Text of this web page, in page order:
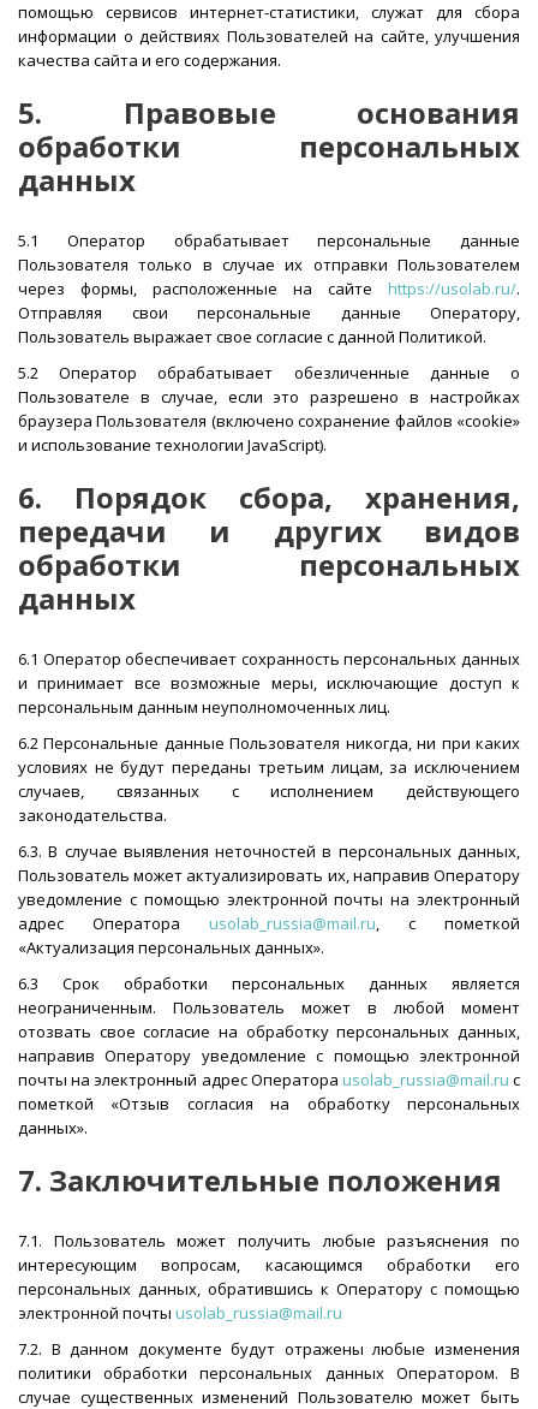
помощью сервисов интернет-статистики, служат для сбора
информации о действиях Пользователей на сайте, улучшения
качества сайта и его содержания.
5. Правовые основания
обработки персональных
данных
5.1 Оператор обрабатывает персональные данные
Пользователя только в случае их отправки Пользователем
через формы, расположенные на сайте https://usolab.ru/.
Отправляя свои персональные данные Оператору,
Пользователь выражает свое согласие с данной Политикой.
5.2 Оператор обрабатывает обезличенные данные о
Пользователе в случае, если это разрешено в настройках
браузера Пользователя (включено сохранение файлов «cookie»
и использование технологии JavaScript).
6. Порядок сбора, хранения,
передачи и других видов
обработки персональных
данных
6.1 Оператор обеспечивает сохранность персональных данных
и принимает все возможные меры, исключающие доступ к
персональным данным неуполномоченных лиц.
6.2 Персональные данные Пользователя никогда, ни при каких
условиях не будут переданы третьим лицам, за исключением
случаев, связанных с исполнением действующего
законодательства.
6.3. В случае выявления неточностей в персональных данных,
Пользователь может актуализировать их, направив Оператору
уведомление с помощью электронной почты на электронный
адрес Оператора usolab_russia@mail.ru, с пометкой
«Актуализация персональных данных».
6.3 Срок обработки персональных данных является
неограниченным. Пользователь может в любой момент
отозвать свое согласие на обработку персональных данных,
направив Оператору уведомление с помощью электронной
почты на электронный адрес Оператора usolab_russia@mail.ru с
пометкой «Отзыв согласия на обработку персональных
данных».
7. Заключительные положения
7.1. Пользователь может получить любые разъяснения по
интересующим вопросам, касающимся обработки его
персональных данных, обратившись к Оператору с помощью
электронной почты usolab_russia@mail.ru
7.2. В данном документе будут отражены любые изменения
политики обработки персональных данных Оператором. В
случае существенных изменений Пользователю может быть